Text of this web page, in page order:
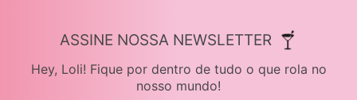
ASSINE NOSSA NEWSLETTER
Hey, Loli! Fique por dentro de tudo o que rola no
nosso mundo!